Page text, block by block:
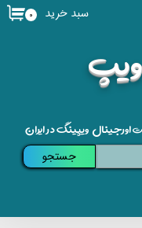
ویپ
۰ سبد خرید
اورجینال ویپینگ در ایران
جستجو